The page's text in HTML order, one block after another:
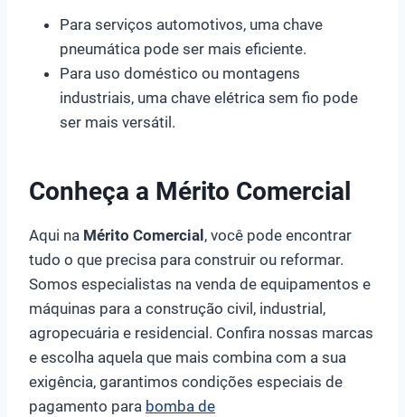
Para serviços automotivos, uma chave
pneumática pode ser mais eficiente.
Para uso doméstico ou montagens
industriais, uma chave elétrica sem fio pode
ser mais versátil.
Conheça a Mérito Comercial
Aqui na Mérito Comercial , você pode encontrar
tudo o que precisa para construir ou reformar.
Somos especialistas na venda de equipamentos e
máquinas para a construção civil, industrial,
agropecuária e residencial. Confira nossas marcas
e escolha aquela que mais combina com a sua
exigência, garantimos condições especiais de
pagamento para bomba de